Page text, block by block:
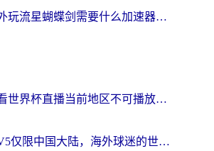
人在国外玩流星蝴蝶剑需要什么加速器？老玩家亲测的终极解决方案
在国外看世界杯直播当前地区不可播放？海外党必看的回国加速全攻略
当CCTV5仅限中国大陆，海外球迷的世界杯狂欢如何继续？